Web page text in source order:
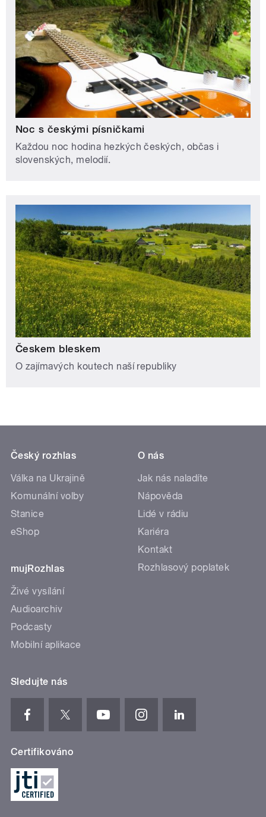
Noc s českými písničkami
Každou noc hodina hezkých českých, občas i
slovenských, melodií.
Českem bleskem
O zajímavých koutech naší republiky
Český rozhlas
Válka na Ukrajině
Komunální volby
Stanice
eShop
mujRozhlas
Živé vysílání
Audioarchiv
Podcasty
Mobilní aplikace
O nás
Jak nás naladíte
Nápověda
Lidé v rádiu
Kariéra
Kontakt
Rozhlasový poplatek
Sledujte nás
Certifikováno